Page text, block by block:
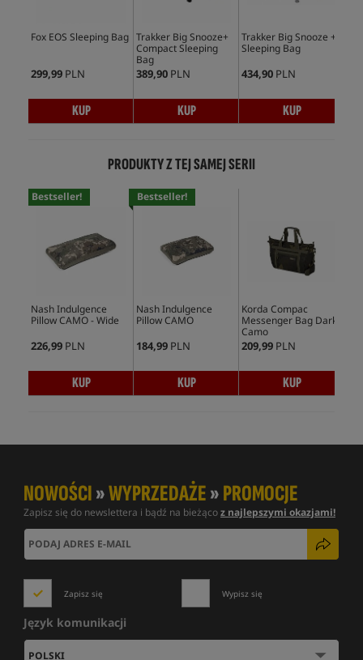
Fox EOS Sleeping Bag
299,99 PLN
KUP
Trakker Big Snooze+
Compact Sleeping
Bag
389,90 PLN
KUP
Trakker Big Snooze +
Sleeping Bag
434,90 PLN
KUP
PRODUKTY Z TEJ SAMEJ SERII
Bestseller!
Nash Indulgence
Pillow CAMO - Wide
226,99 PLN
KUP
Bestseller!
Nash Indulgence
Pillow CAMO
184,99 PLN
KUP
Korda Compac
Messenger Bag Dark
Camo
209,99 PLN
KUP
NOWOŚCI»WYPRZEDAŻE»PROMOCJE
Zapisz się do newslettera i bądź na bieżącoz najlepszymi okazjami!
Zapisz się Wypisz się
Język komunikacji